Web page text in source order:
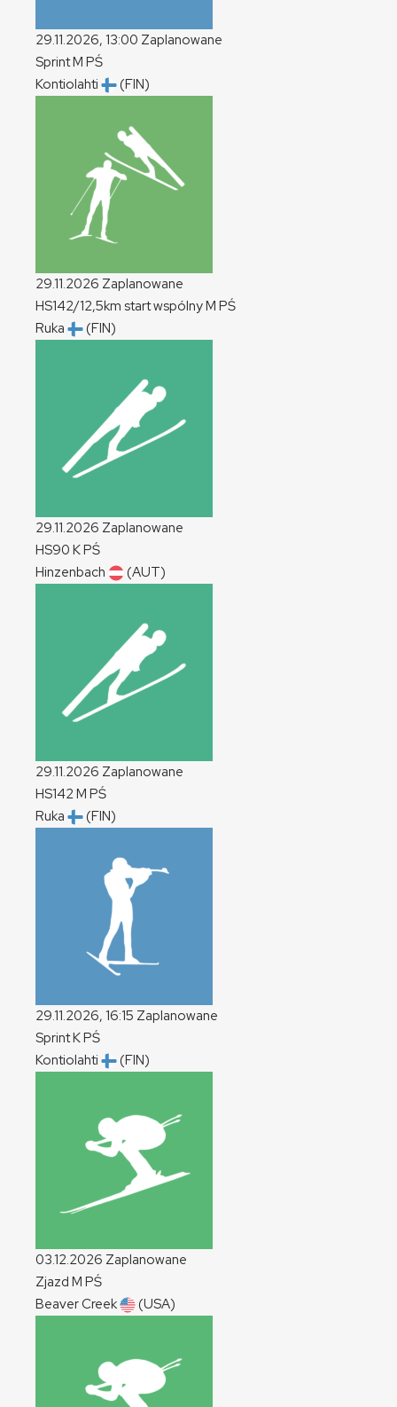
29.11.2026, 13:00 Zaplanowane
SprintM PŚ
Kontiolahti
(FIN)
29.11.2026 Zaplanowane
HS142/12,5km start wspólnyM PŚ
Ruka
(FIN)
29.11.2026 Zaplanowane
HS90 KPŚ
Hinzenbach
(AUT)
29.11.2026 Zaplanowane
HS142M PŚ
Ruka
(FIN)
29.11.2026, 16:15 Zaplanowane
SprintKPŚ
Kontiolahti
(FIN)
03.12.2026 Zaplanowane
Zjazd M PŚ
Beaver Creek
(USA)